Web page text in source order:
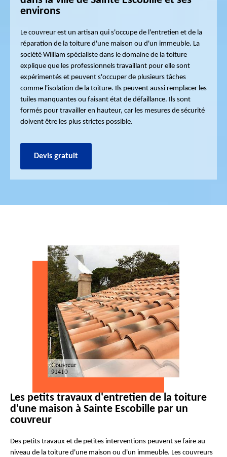
environs
Le couvreur est un artisan qui s'occupe de l'entretien et de la
réparation de la toiture d'une maison ou d'un immeuble. La
société William spécialiste dans le domaine de la toiture
explique que les professionnels travaillant pour elle sont
expérimentés et peuvent s'occuper de plusieurs tâches
comme l'isolation de la toiture. Ils peuvent aussi remplacer les
tuiles manquantes ou faisant état de défaillance. Ils sont
formés pour travailler en hauteur, car les mesures de sécurité
doivent être les plus strictes possible.
Devis gratuit
Les petits travaux d'entretien de la toiture
d'une maison à Sainte Escobille par un
couvreur
Des petits travaux et de petites interventions peuvent se faire au
niveau de la toiture d'une maison ou d'un immeuble. Les couvreurs